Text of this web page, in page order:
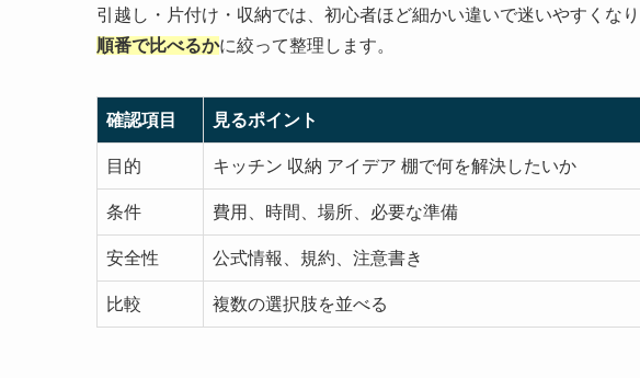
引越し・片付け・収納では、初心者ほど細かい違いで迷いやすくな
順番で比べるかに絞って整理します。
確認項目 見るポイント
目的 キッチン 収納 アイデア 棚で何を解決したいか
条件 費用、時間、場所、必要な準備
安全性 公式情報、規約、注意書き
比較 複数の選択肢を並べる